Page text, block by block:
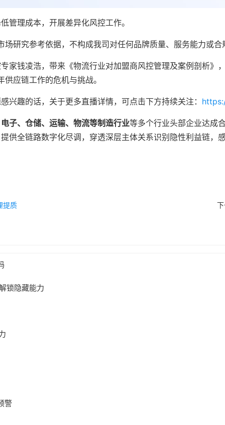
管理成本，开展差异化风控工作。
研究参考依据，不构成我司对任何品牌质量、服务能力或
家钱凌浩，带来《物流行业对加盟商风控管理及案例剖析》
应链工作的危机与挑战。
兴趣的话，关于更多直播详情，可点击下方持续关注：
子、仓储、运输、物流等制造行业等多个行业头部企业达成
供全链路数字化尽调，穿透深层主体关系识别隐性利益链，
提质
锁隐藏能力
警